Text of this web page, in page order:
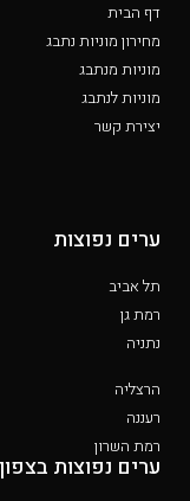
דף הבית
מחירון מוניות נתבג
מוניות מנתבג
מוניות לנתבג
יצירת קשר
ערים נפוצות
תל אביב
רמת גן
נתניה
הרצליה
רעננה
רמת השרון
ערים נפוצות בצפון